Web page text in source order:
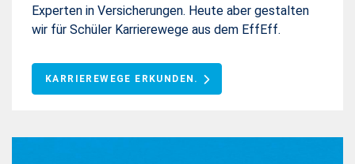
Experten in Versicherungen. Heute aber gestalten
wir für Schüler Karrierewege aus dem EffEff.
KARRIEREWEGE ERKUNDEN.